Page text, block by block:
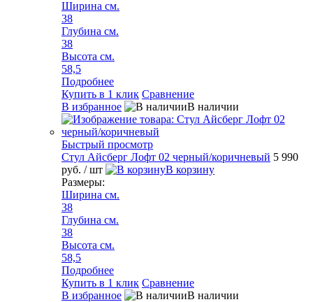
Ширина см.
38
Глубина см.
38
Высота см.
58,5
Подробнее
Купить в 1 клик Сравнение
В избранное
В наличии
Быстрый просмотр
Стул Айсберг Лофт 02 черный/коричневый 5 990
руб. / шт
В корзину
Размеры:
Ширина см.
38
Глубина см.
38
Высота см.
58,5
Подробнее
Купить в 1 клик Сравнение
В избранное
В наличии